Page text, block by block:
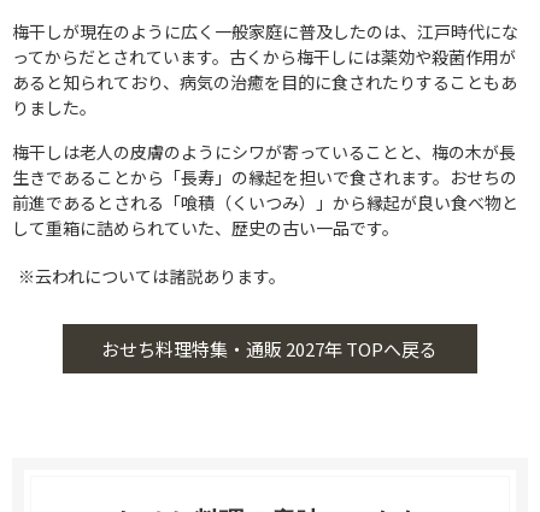
梅干しが現在のように広く一般家庭に普及したのは、江戸時代にな
ってからだとされています。古くから梅干しには薬効や殺菌作用が
あると知られており、病気の治癒を目的に食されたりすることもあ
りました。
梅干しは老人の皮膚のようにシワが寄っていることと、梅の木が長
生きであることから「長寿」の縁起を担いで食されます。おせちの
前進であるとされる「喰積（くいつみ）」から縁起が良い食べ物と
して重箱に詰められていた、歴史の古い一品です。
※云われについては諸説あります。
おせち料理特集・通販 2027年 TOPへ戻る